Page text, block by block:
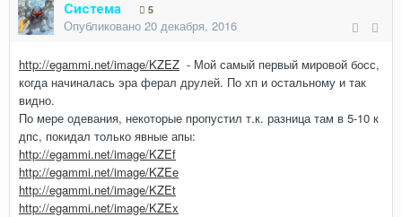
Система 5
Опубликовано 20 декабря, 2016
http://egammi.net/image/KZEZ - Мой самый первый мировой босс,
когда начиналась эра ферал друлей. По хп и остальному и так
видно.
По мере одевания, некоторые пропустил т.к. разница там в 5-10 к
дпс, покидал только явные апы:
http://egammi.net/image/KZEf
http://egammi.net/image/KZEe
http://egammi.net/image/KZEt
http://egammi.net/image/KZEx